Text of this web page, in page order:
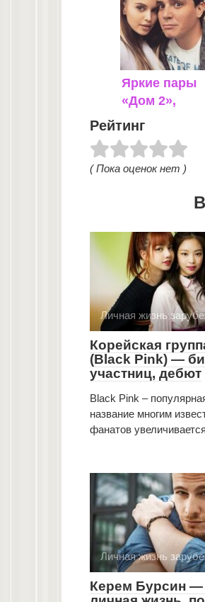
Яркие пары
«Дом 2»,
пор вместе:
живут
Рейтинг
( Пока оценок нет )
Личная жизнь
Корейская
(Black Pink) —
участниц, дебют
Black Pink –
название многим
фанатов увеличивается
Личная жизнь
Керем Бурсин —